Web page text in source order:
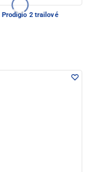
Prodigio 2 trailové